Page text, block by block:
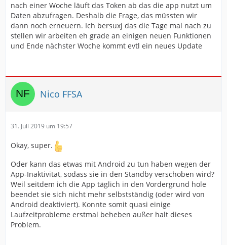
nach einer Woche läuft das Token ab das die app nutzt um
Daten abzufragen. Deshalb die Frage, das müssten wir
dann noch erneuern. Ich bersuxj das die Tage mal nach zu
stellen wir arbeiten eh grade an einigen neuen Funktionen
und Ende nächster Woche kommt evtl ein neues Update
Nico FFSA
31. Juli 2019 um 19:57
Okay, super.
Oder kann das etwas mit Android zu tun haben wegen der
App-Inaktivität, sodass sie in den Standby verschoben wird?
Weil seitdem ich die App täglich in den Vordergrund hole
beendet sie sich nicht mehr selbstständig (oder wird von
Android deaktiviert). Konnte somit quasi einige
Laufzeitprobleme erstmal beheben außer halt dieses
Problem.